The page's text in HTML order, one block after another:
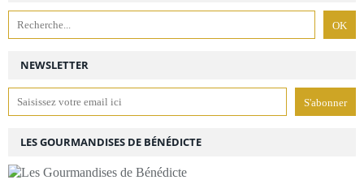
NEWSLETTER
LES GOURMANDISES DE BÉNÉDICTE